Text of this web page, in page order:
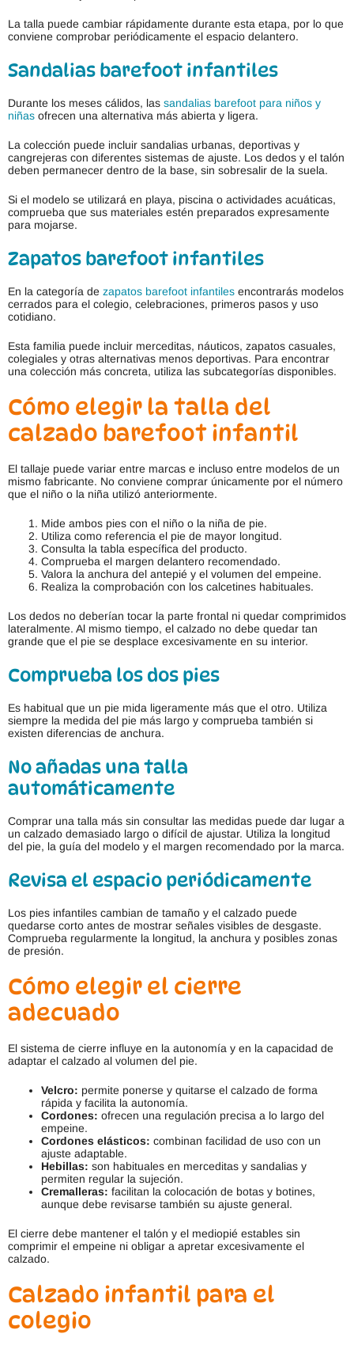
La talla puede cambiar rápidamente durante esta etapa, por lo que
conviene comprobar periódicamente el espacio delantero.
Sandalias barefoot infantiles
Durante los meses cálidos, las sandalias barefoot para niños y
niñas ofrecen una alternativa más abierta y ligera.
La colección puede incluir sandalias urbanas, deportivas y
cangrejeras con diferentes sistemas de ajuste. Los dedos y el talón
deben permanecer dentro de la base, sin sobresalir de la suela.
Si el modelo se utilizará en playa, piscina o actividades acuáticas,
comprueba que sus materiales estén preparados expresamente
para mojarse.
Zapatos barefoot infantiles
En la categoría de zapatos barefoot infantiles encontrarás modelos
cerrados para el colegio, celebraciones, primeros pasos y uso
cotidiano.
Esta familia puede incluir merceditas, náuticos, zapatos casuales,
colegiales y otras alternativas menos deportivas. Para encontrar
una colección más concreta, utiliza las subcategorías disponibles.
Cómo elegir la talla del
calzado barefoot infantil
El tallaje puede variar entre marcas e incluso entre modelos de un
mismo fabricante. No conviene comprar únicamente por el número
que el niño o la niña utilizó anteriormente.
Mide ambos pies con el niño o la niña de pie.
Utiliza como referencia el pie de mayor longitud.
Consulta la tabla específica del producto.
Comprueba el margen delantero recomendado.
Valora la anchura del antepié y el volumen del empeine.
Realiza la comprobación con los calcetines habituales.
Los dedos no deberían tocar la parte frontal ni quedar comprimidos
lateralmente. Al mismo tiempo, el calzado no debe quedar tan
grande que el pie se desplace excesivamente en su interior.
Comprueba los dos pies
Es habitual que un pie mida ligeramente más que el otro. Utiliza
siempre la medida del pie más largo y comprueba también si
existen diferencias de anchura.
No añadas una talla
automáticamente
Comprar una talla más sin consultar las medidas puede dar lugar a
un calzado demasiado largo o difícil de ajustar. Utiliza la longitud
del pie, la guía del modelo y el margen recomendado por la marca.
Revisa el espacio periódicamente
Los pies infantiles cambian de tamaño y el calzado puede
quedarse corto antes de mostrar señales visibles de desgaste.
Comprueba regularmente la longitud, la anchura y posibles zonas
de presión.
Cómo elegir el cierre
adecuado
El sistema de cierre influye en la autonomía y en la capacidad de
adaptar el calzado al volumen del pie.
Velcro: permite ponerse y quitarse el calzado de forma
rápida y facilita la autonomía.
Cordones: ofrecen una regulación precisa a lo largo del
empeine.
Cordones elásticos: combinan facilidad de uso con un
ajuste adaptable.
Hebillas: son habituales en merceditas y sandalias y
permiten regular la sujeción.
Cremalleras: facilitan la colocación de botas y botines,
aunque debe revisarse también su ajuste general.
El cierre debe mantener el talón y el mediopié estables sin
comprimir el empeine ni obligar a apretar excesivamente el
calzado.
Calzado infantil para el
colegio